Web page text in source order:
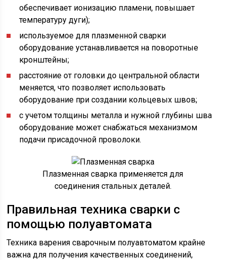
обеспечивает ионизацию пламени, повышает
температуру дуги);
используемое для плазменной сварки
оборудование устанавливается на поворотные
кронштейны;
расстояние от головки до центральной области
меняется, что позволяет использовать
оборудование при создании кольцевых швов;
с учетом толщины металла и нужной глубины шва
оборудование может снабжаться механизмом
подачи присадочной проволоки.
Плазменная сварка применяется для
соединения стальных деталей.
Правильная техника сварки с
помощью полуавтомата
Техника варения сварочным полуавтоматом крайне
важна для получения качественных соединений,